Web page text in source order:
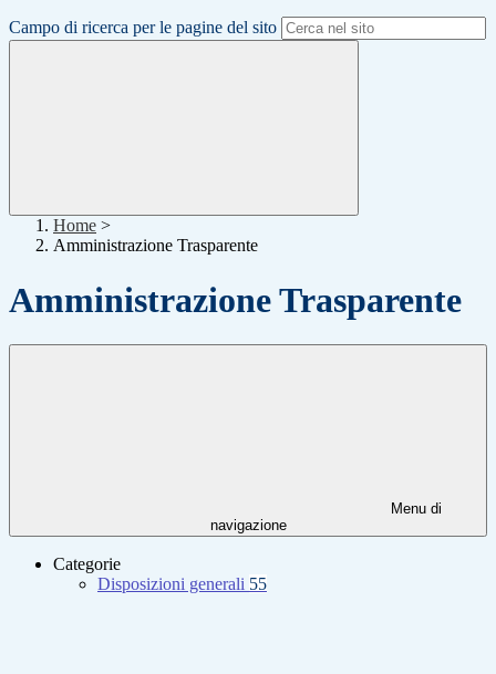
Campo di ricerca per le pagine del sito
Home >
Amministrazione Trasparente
Amministrazione Trasparente
Menu di
navigazione
Categorie
Disposizioni generali 55